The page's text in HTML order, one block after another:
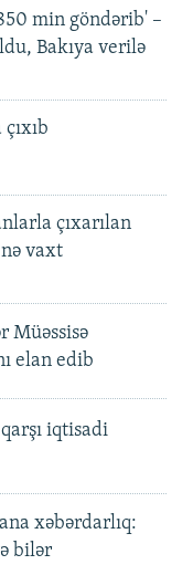
min göndərib' –
Bakıya verilə
çıxarılan
vaxt
Müəssisə
elan edib
iqtisadi
xəbərdarlıq:
bilər